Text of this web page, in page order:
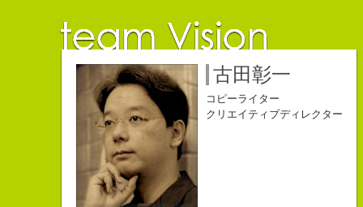
佐藤延夫
コピーライター
保持壮太郎
コピーライター
小山佳奈
コピーライター
中村直史
コピーライター
江口順也
コピーライター
名雪祐平
コピーライター
クリエイティブディレクター
古田彰一
コピーライター
クリエイティブディレクター